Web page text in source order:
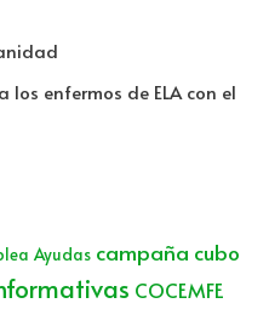
enfermos de ELA con el
Ayudas campaña cubo
COCEMFE